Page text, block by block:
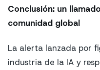
Conclusión: un
comunidad global
La alerta lanzada por
industria de la IA y